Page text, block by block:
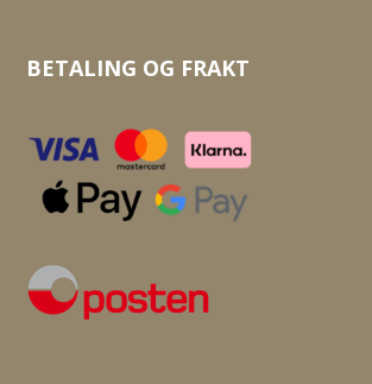
BETALING OG FRAKT